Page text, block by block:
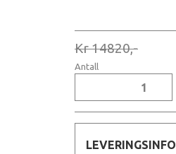
Kr 14820,-
Antall
LEVERINGSINFO